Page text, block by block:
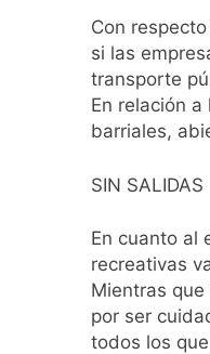
Con
si las
transporte
En relación
barriales,
SIN SALIDAS
En cuanto al
recreativas
Mientras
por ser
todos los